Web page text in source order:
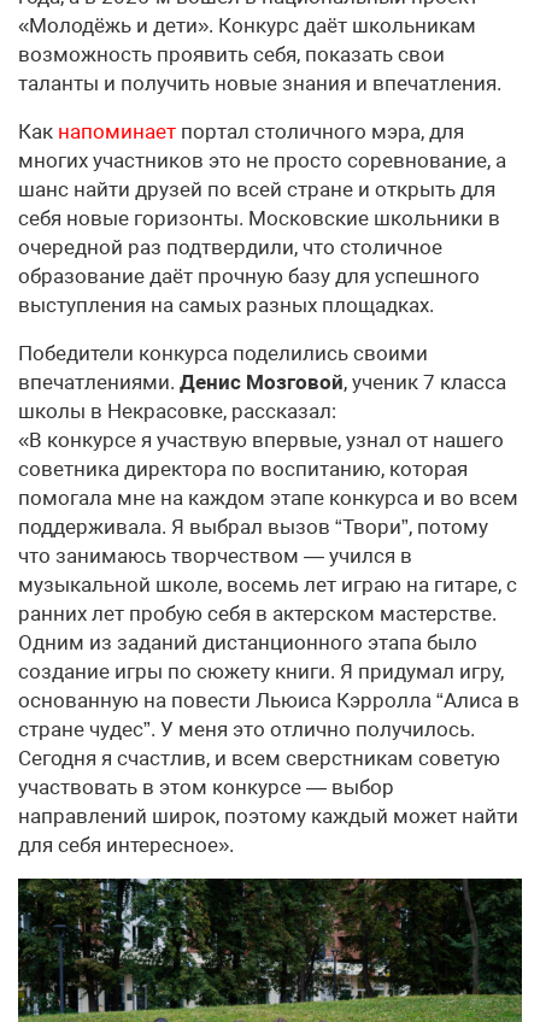
«Молодёжь и дети». Конкурс даёт школьникам
возможность проявить себя, показать свои
таланты и получить новые знания и впечатления.
Как напоминает портал столичного мэра, для
многих участников это не просто соревнование, а
шанс найти друзей по всей стране и открыть для
себя новые горизонты. Московские школьники в
очередной раз подтвердили, что столичное
образование даёт прочную базу для успешного
выступления на самых разных площадках.
Победители конкурса поделились своими
впечатлениями. Денис Мозговой, ученик 7 класса
школы в Некрасовке, рассказал:
«В конкурсе я участвую впервые, узнал от нашего
советника директора по воспитанию, которая
помогала мне на каждом этапе конкурса и во всем
поддерживала. Я выбрал вызов “Твори”, потому
что занимаюсь творчеством — учился в
музыкальной школе, восемь лет играю на гитаре, с
ранних лет пробую себя в актерском мастерстве.
Одним из заданий дистанционного этапа было
создание игры по сюжету книги. Я придумал игру,
основанную на повести Льюиса Кэрролла “Алиса в
стране чудес”. У меня это отлично получилось.
Сегодня я счастлив, и всем сверстникам советую
участвовать в этом конкурсе — выбор
направлений широк, поэтому каждый может найти
для себя интересное».